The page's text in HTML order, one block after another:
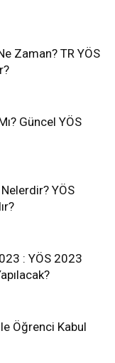
Zaman? TR YÖS
Güncel YÖS
YÖS
: YÖS 2023
Öğrenci Kabul